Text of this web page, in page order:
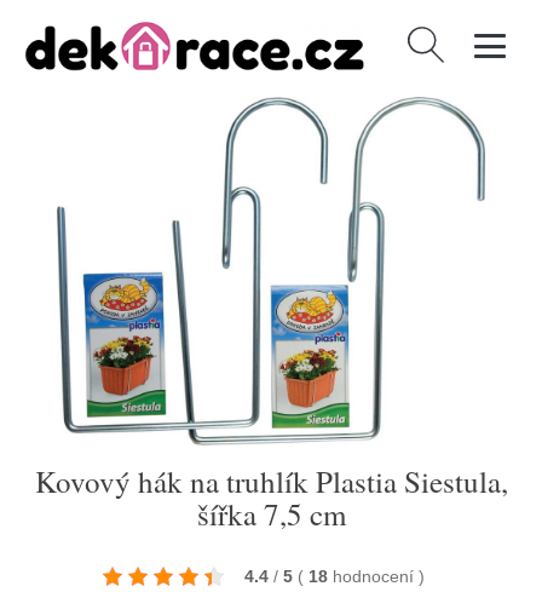
Vyhledávání
Kovový hák na truhlík Plastia Siestula,
šířka 7,5 cm
4.4 / 5 ( 18 hodnocení )